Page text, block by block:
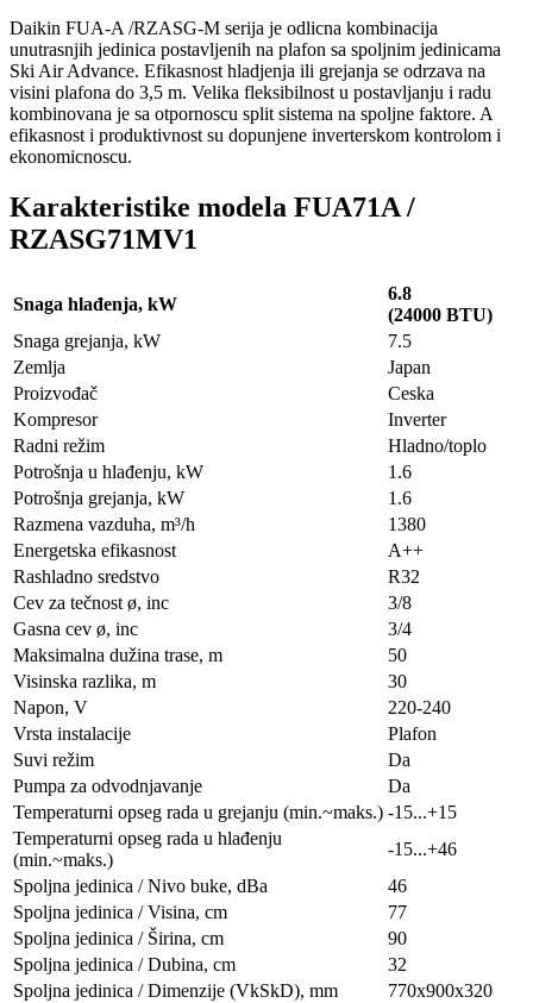
Daikin FUA-A /RZASG-M serija je odlicna kombinacija
unutrasnjih jedinica postavljenih na plafon sa spoljnim jedinicama
Ski Air Advance. Efikasnost hladjenja ili grejanja se odrzava na
visini plafona do 3,5 m. Velika fleksibilnost u postavljanju i radu
kombinovana je sa otpornoscu split sistema na spoljne faktore. A
efikasnost i produktivnost su dopunjene inverterskom kontrolom i
ekonomicnoscu.
Karakteristike modela FUA71A /
RZASG71MV1
Snaga hlađenja, kW
6.8
(24000 BTU)
Snaga grejanja, kW
7.5
Zemlja
Japan
Proizvođač
Ceska
Kompresor
Inverter
Radni režim
Hladno/toplo
Potrošnja u hlađenju, kW
1.6
Potrošnja grejanja, kW
1.6
Razmena vazduha, m³/h
1380
Energetska efikasnost
A++
Rashladno sredstvo
R32
Cev za tečnost ø, inc
3/8
Gasna cev ø, inc
3/4
Maksimalna dužina trase, m
50
Visinska razlika, m
30
Napon, V
220-240
Vrsta instalacije
Plafon
Suvi režim
Da
Pumpa za odvodnjavanje
Da
Temperaturni opseg rada u grejanju (min.~maks.) -15...+15
Temperaturni opseg rada u hlađenju
(min.~maks.)
-15...+46
Spoljna jedinica / Nivo buke, dBa
46
Spoljna jedinica / Visina, сm
77
Spoljna jedinica / Širina, сm
90
Spoljna jedinica / Dubina, сm
32
Spoljna jedinica / Dimenzije (VkSkD), mm
770x900x320